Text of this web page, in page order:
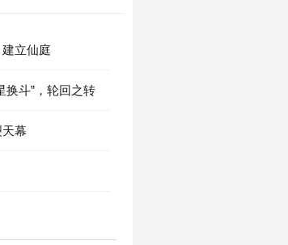
立仙庭
换斗”，轮回之转
幕